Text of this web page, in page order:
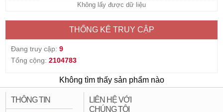
Không lấy được dữ liệu
THỐNG KÊ TRUY CẬP
Đang truy cập:9
Tổng cộng:2104783
Không tìm thấy sản phẩm nào
THÔNG TIN
LIÊN HỆ VỚI
CHÚNG TÔI